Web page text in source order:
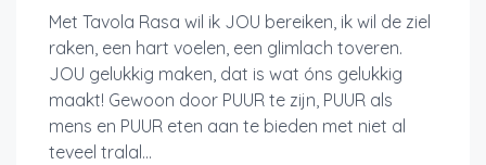
Met Tavola Rasa wil ik JOU bereiken, ik wil de ziel
raken, een hart voelen, een glimlach toveren.
JOU gelukkig maken, dat is wat óns gelukkig
maakt! Gewoon door PUUR te zijn, PUUR als
mens en PUUR eten aan te bieden met niet al
teveel tralal...